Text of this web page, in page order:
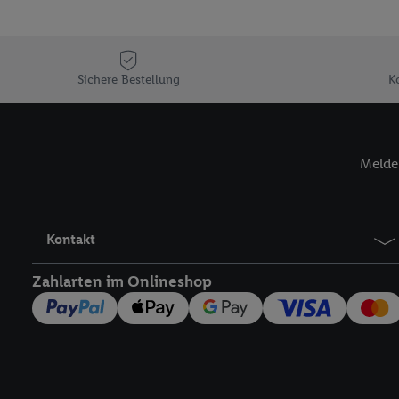
Sichere Bestellung
Kontakt
Zahlarten im Onlineshop
Sofern Sie hier Ihre
Verantwortlichkeit mit
zu erstellen (die
können, um Sie in von
Adresse in
Zudem erlauben Sie
den Lidl-Diensten
Wenn das der Fall ist,
Kundenkonto-
werden, damit wir
Nutzung der Utiq-
widerrufen - jederzeit
Telekommunikations-